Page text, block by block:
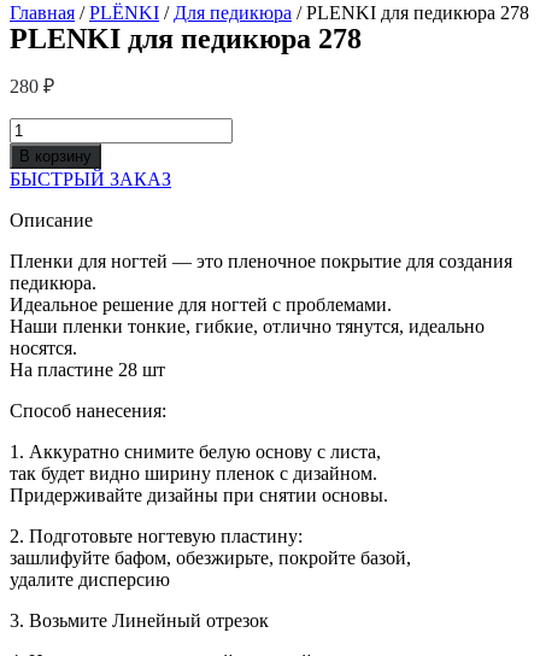
Главная /PLЁNKI / Для педикюра / PLENKI для педикюра 278
PLENKI для педикюра 278
280 ₽
Количество
товара
PLENKI
для
педикюра
В корзину
БЫСТРЫЙ ЗАКАЗ
Описание
Пленки для ногтей — это пленочное покрытие для создания
педикюра.
Идеальное решение для ногтей с проблемами.
Наши пленки тонкие, гибкие, отлично тянутся, идеально
носятся.
На пластине 28 шт
Способ нанесения:
1. Аккуратно снимите белую основу с листа,
так будет видно ширину пленок с дизайном.
Придерживайте дизайны при снятии основы.
2. Подготовьте ногтевую пластину:
зашлифуйте бафом, обезжирьте, покройте базой,
удалите дисперсию
3. Возьмите Линейный отрезок